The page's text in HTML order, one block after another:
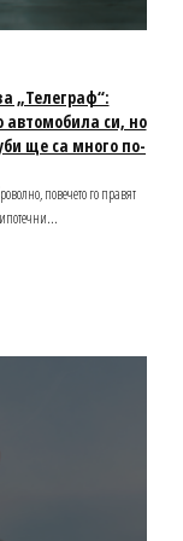
„Телеграф“:
автомобила си, но
ще са много по-
повечето го правят